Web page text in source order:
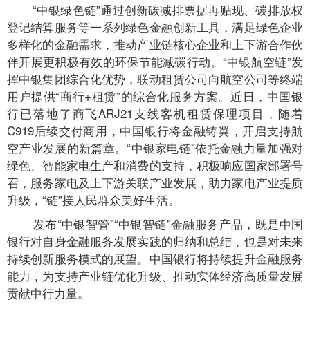
“中银绿色链”通过创新碳减排票据再贴现、碳排放权
登记结算服务等一系列绿色金融创新工具，满足绿色企业
多样化的金融需求，推动产业链核心企业和上下游合作伙
伴开展更积极有效的环保节能减碳行动。“中银航空链”发
挥中银集团综合化优势，联动租赁公司向航空公司等终端
用户提供“商行+租赁”的综合化服务方案。近日，中国银
行已落地了商飞ARJ21支线客机租赁保理项目，随着
C919后续交付商用，中国银行将金融铸翼，开启支持航
空产业发展的新篇章。“中银家电链”依托金融力量加强对
绿色、智能家电生产和消费的支持，积极响应国家部署号
召，服务家电及上下游关联产业发展，助力家电产业提质
升级，“链”接人民群众美好生活。
发布“中银智管”“中银智链”金融服务产品，既是中国
银行对自身金融服务发展实践的归纳和总结，也是对未来
持续创新服务模式的展望。中国银行将持续提升金融服务
能力，为支持产业链优化升级、推动实体经济高质量发展
贡献中行力量。